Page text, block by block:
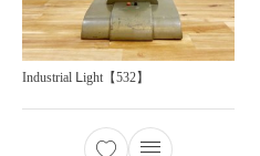
Industrial Ⅼight【532】